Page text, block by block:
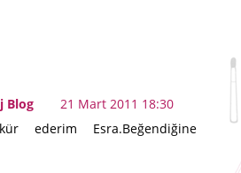
Blog
21 Mart 2011 18:30
ederim Esra.Beğendiğine